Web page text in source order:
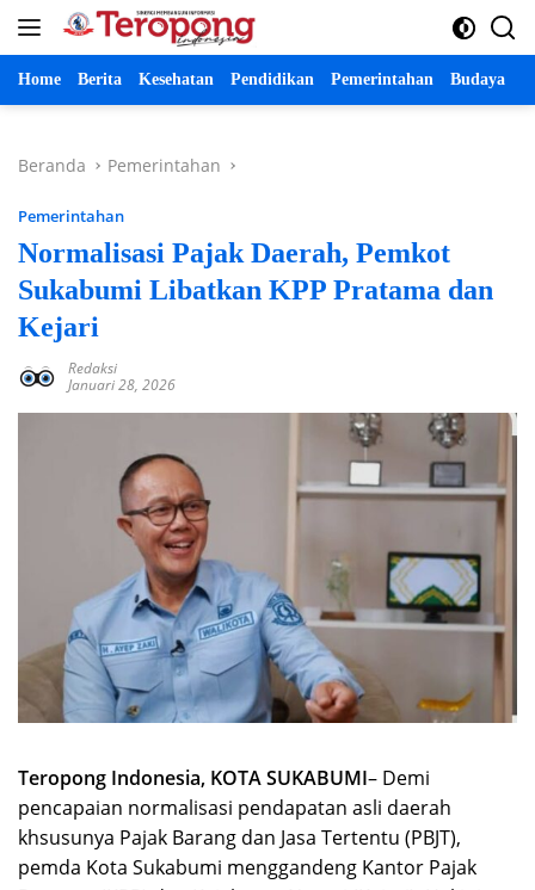
Langsung
Home Berita Kesehatan Pendidikan Pemerintahan Budaya
Beranda Pemerintahan
Pemerintahan
Normalisasi Pajak Daerah, Pemkot
Sukabumi Libatkan KPP Pratama dan
Kejari
Redaksi
Januari 28, 2026
Teropong Indonesia, KOTA SUKABUMI– Demi
pencapaian normalisasi pendapatan asli daerah
khsusunya Pajak Barang dan Jasa Tertentu (PBJT),
pemda Kota Sukabumi menggandeng Kantor Pajak